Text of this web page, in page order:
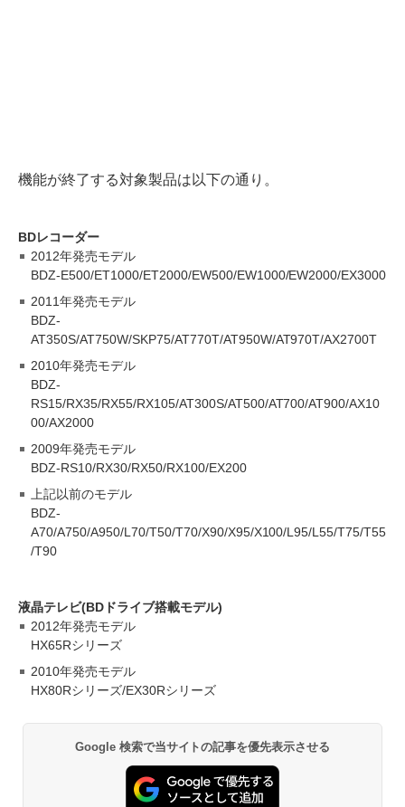
機能が終了する対象製品は以下の通り。
BDレコーダー
2012年発売モデル
BDZ-E500/ET1000/ET2000/EW500/EW1000/EW2000/EX3000
2011年発売モデル
BDZ-
AT350S/AT750W/SKP75/AT770T/AT950W/AT970T/AX2700T
2010年発売モデル
BDZ-
RS15/RX35/RX55/RX105/AT300S/AT500/AT700/AT900/AX10
00/AX2000
2009年発売モデル
BDZ-RS10/RX30/RX50/RX100/EX200
上記以前のモデル
BDZ-
A70/A750/A950/L70/T50/T70/X90/X95/X100/L95/L55/T75/T55
/T90
液晶テレビ(BDドライブ搭載モデル)
2012年発売モデル
HX65Rシリーズ
2010年発売モデル
HX80Rシリーズ/EX30Rシリーズ
Google 検索で当サイトの記事を優先表示させる